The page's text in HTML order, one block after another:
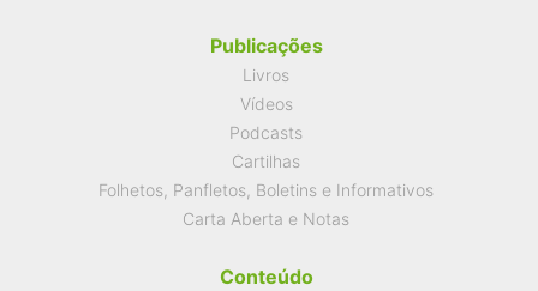
Publicações
Livros
Vídeos
Podcasts
Cartilhas
Folhetos, Panfletos, Boletins e Informativos
Carta Aberta e Notas
Conteúdo